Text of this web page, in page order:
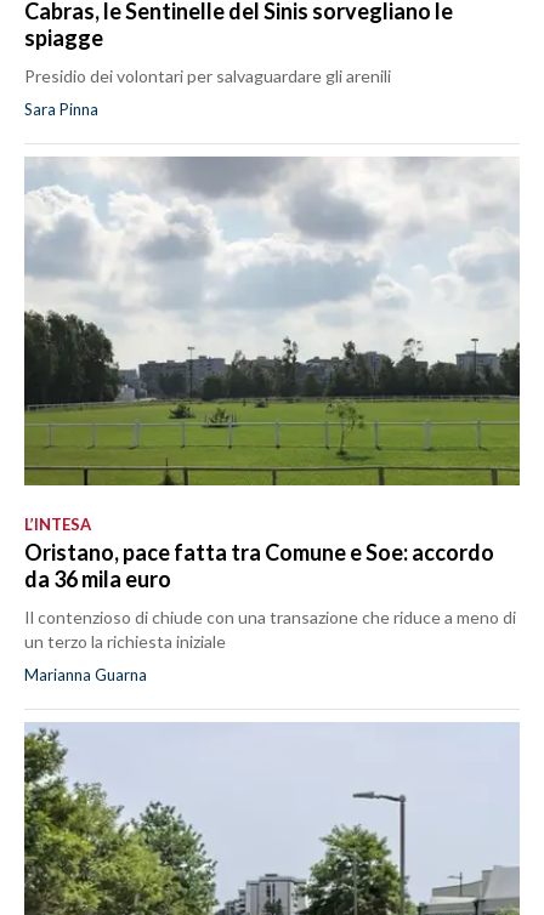
Cabras, le Sentinelle del Sinis sorvegliano le
spiagge
Presidio dei volontari per salvaguardare gli arenili
Sara Pinna
L’INTESA
Oristano, pace fatta tra Comune e Soe: accordo
da 36 mila euro
Il contenzioso di chiude con una transazione che riduce a meno di
un terzo la richiesta iniziale
Marianna Guarna